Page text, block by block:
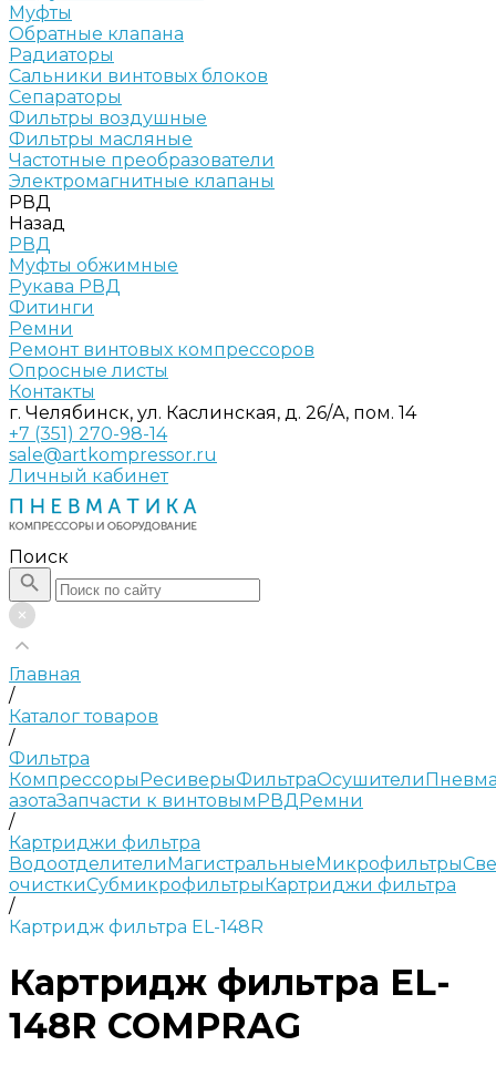
Муфты
Обратные клапана
Радиаторы
Сальники винтовых блоков
Сепараторы
Фильтры воздушные
Фильтры масляные
Частотные преобразователи
Электромагнитные клапаны
РВД
Назад
РВД
Муфты обжимные
Рукава РВД
Фитинги
Ремни
Ремонт винтовых компрессоров
Опросные листы
Контакты
г. Челябинск, ул. Каслинская, д. 26/А, пом. 14
+7 (351) 270-98-14
sale@artkompressor.ru
Личный кабинет
Поиск
Главная
/
Каталог товаров
/
Фильтра
КомпрессорыРесиверыФильтраОсушители
азотаЗапчасти к винтовымРВДРемни
/
Картриджи фильтра
ВодоотделителиМагистральныеМикрофильтры
очисткиСубмикрофильтрыКартриджи фильтра
/
Картридж фильтра EL-148R
Картридж фильтра EL-
148R COMPRAG